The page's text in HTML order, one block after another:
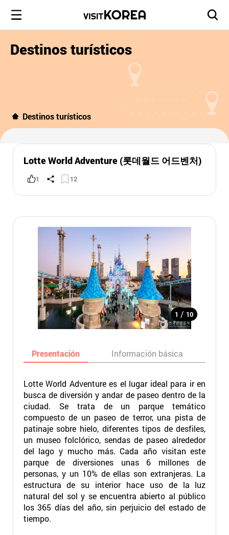
Destinos turísticos
Destinos turísticos
Lotte World Adventure (롯데월드 어드벤처)
1 12
1 / 10
Presentación Información básica
Lotte World Adventure es el lugar ideal para ir en
busca de diversión y andar de paseo dentro de la
ciudad. Se trata de un parque temático
compuesto de un paseo de terror, una pista de
patinaje sobre hielo, diferentes tipos de desfiles,
un museo folclórico, sendas de paseo alrededor
del lago y mucho más. Cada año visitan este
parque de diversiones unas 6 millones de
personas, y un 10% de ellas son extranjeras. La
estructura de su interior hace uso de la luz
natural del sol y se encuentra abierto al público
los 365 días del año, sin perjuicio del estado de
tiempo.